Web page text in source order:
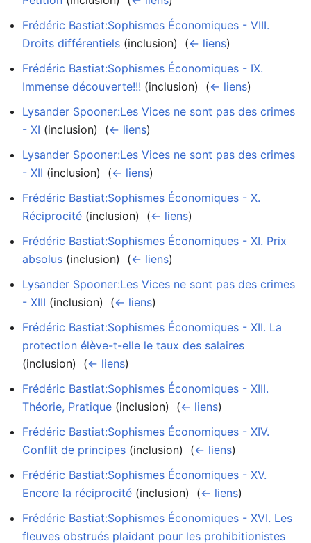
Frédéric Bastiat:Sophismes Économiques - VIII.
Droits différentiels (inclusion) ‎ (← liens)
Frédéric Bastiat:Sophismes Économiques - IX.
Immense découverte!!! (inclusion) ‎ (← liens)
Lysander Spooner:Les Vices ne sont pas des crimes
- XI (inclusion) ‎ (← liens)
Lysander Spooner:Les Vices ne sont pas des crimes
- XII (inclusion) ‎ (← liens)
Frédéric Bastiat:Sophismes Économiques - X.
Réciprocité (inclusion) ‎ (← liens)
Frédéric Bastiat:Sophismes Économiques - XI. Prix
absolus (inclusion) ‎ (← liens)
Lysander Spooner:Les Vices ne sont pas des crimes
- XIII (inclusion) ‎ (← liens)
Frédéric Bastiat:Sophismes Économiques - XII. La
protection élève-t-elle le taux des salaires
(inclusion) ‎ (← liens)
Frédéric Bastiat:Sophismes Économiques - XIII.
Théorie, Pratique (inclusion) ‎ (← liens)
Frédéric Bastiat:Sophismes Économiques - XIV.
Conflit de principes (inclusion) ‎ (← liens)
Frédéric Bastiat:Sophismes Économiques - XV.
Encore la réciprocité (inclusion) ‎ (← liens)
Frédéric Bastiat:Sophismes Économiques - XVI. Les
fleuves obstrués plaidant pour les prohibitionistes